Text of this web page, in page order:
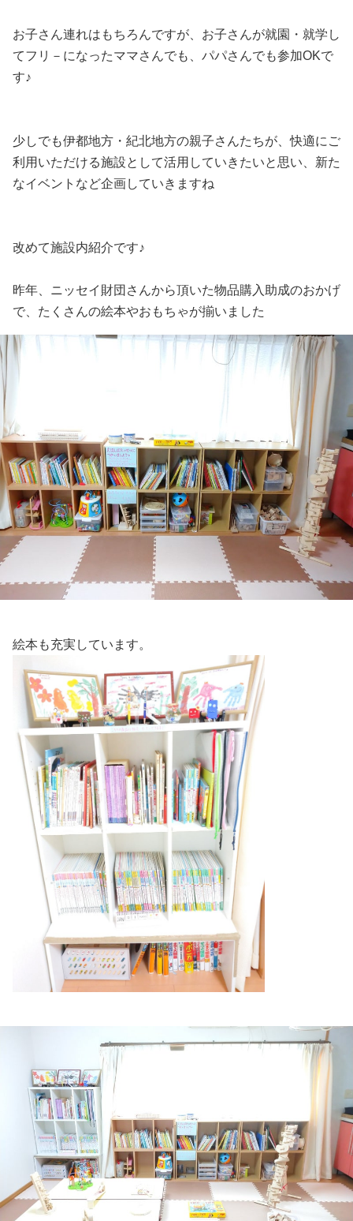
お子さん連れはもちろんですが、お子さんが就園・就学し
てフリ－になったママさんでも、パパさんでも参加OKで
す♪
少しでも伊都地方・紀北地方の親子さんたちが、快適にご
利用いただける施設として活用していきたいと思い、新た
なイベントなど企画していきますね
改めて施設内紹介です♪
昨年、ニッセイ財団さんから頂いた物品購入助成のおかげ
で、たくさんの絵本やおもちゃが揃いました
絵本も充実しています。